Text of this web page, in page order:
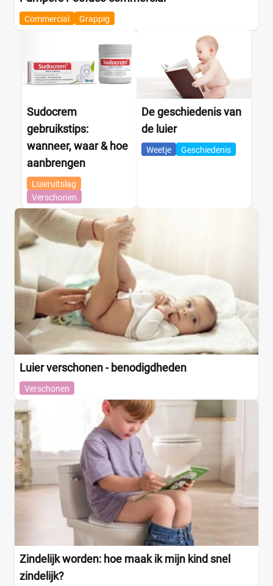
Commercial Grappig
Sudocrem
gebruikstips:
wanneer, waar & hoe
aanbrengen
Luieruitslag
Verschonen
De geschiedenis van
de luier
Weetje Geschiedenis
Luier verschonen - benodigdheden
Verschonen
Zindelijk worden: hoe maak ik mijn kind snel
zindelijk?